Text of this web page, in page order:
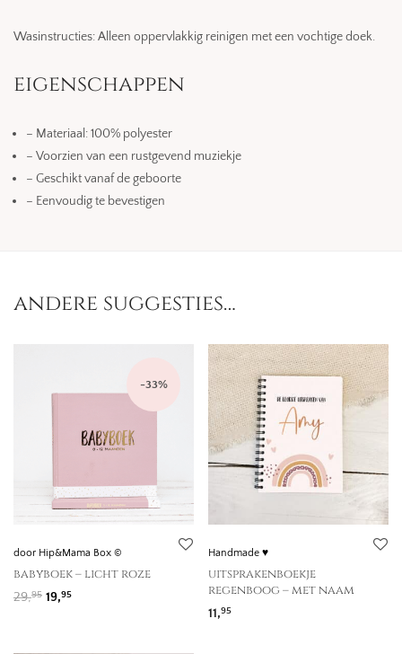
Wasinstructies: Alleen oppervlakkig reinigen met een vochtige doek.
eigenschappen
– Materiaal: 100% polyester
– Voorzien van een rustgevend muziekje
– Geschikt vanaf de geboorte
– Eenvoudig te bevestigen
andere suggesties…
-33%
door Hip&Mama Box ©
babyboek – licht roze
29,95 Oorspronkelijke prijs was: 29,95.
19,95Huidige prijs is: 19,95.
Handmade ♥
uitsprakenboekje
regenboog – met naam
11,95